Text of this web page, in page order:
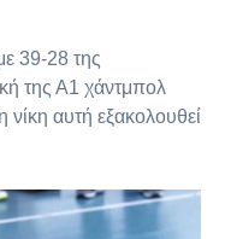
39-28 της
της Α1 χάντμπολ
αυτή εξακολουθεί